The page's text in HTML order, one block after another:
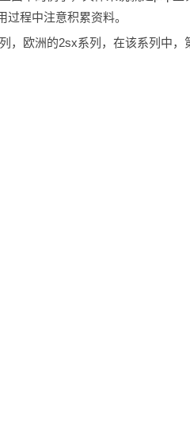
程中注意积累资料。
，欧洲的2sx系列，在该系列中，